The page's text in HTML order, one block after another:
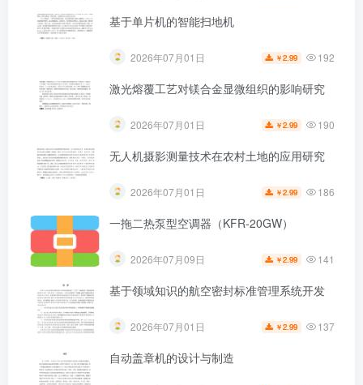
基于单片机的智能扫地机
2026年07月01日 ￥2.99 192
激光熔覆工艺对镁合金显微组织的影响研究
2026年07月01日 ￥2.99 190
无人机摄影测量技术在农村土地的应用研究
2026年07月01日 ￥2.99 186
一拖二热泵型空调器（KFR-20GW）
2026年07月09日 ￥2.99 141
基于领域知识的航空密封标准管理系统开发
2026年07月01日 ￥2.99 137
自动盖章机的设计与制造